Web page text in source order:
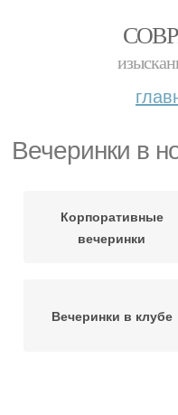
Вечеринки в
Корпоративные
вечеринки
Вечеринки в клубе